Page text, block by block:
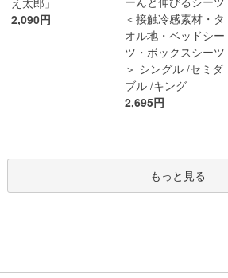
2,090円
＜接触冷感素材・タ
オル地・ベッドシー
ツ・ボックスシーツ
＞ シングル /セミダ
ブル /キング
2,695円
もっと見る